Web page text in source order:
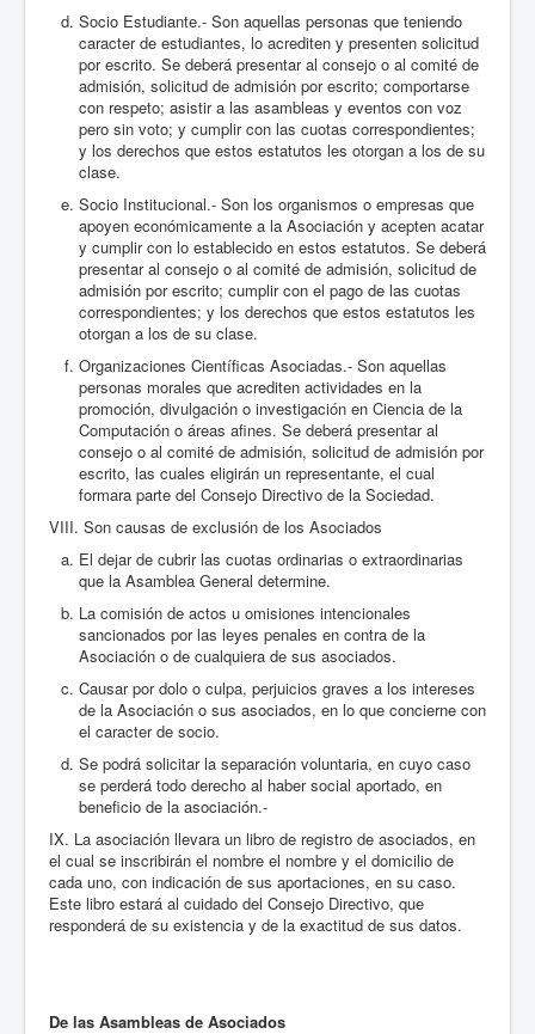
Socio Estudiante.- Son aquellas personas que teniendo
caracter de estudiantes, lo acrediten y presenten solicitud
por escrito. Se deberá presentar al consejo o al comité de
admisión, solicitud de admisión por escrito; comportarse
con respeto; asistir a las asambleas y eventos con voz
pero sin voto; y cumplir con las cuotas correspondientes;
y los derechos que estos estatutos les otorgan a los de su
clase.
Socio Institucional.- Son los organismos o empresas que
apoyen económicamente a la Asociación y acepten acatar
y cumplir con lo establecido en estos estatutos. Se deberá
presentar al consejo o al comité de admisión, solicitud de
admisión por escrito; cumplir con el pago de las cuotas
correspondientes; y los derechos que estos estatutos les
otorgan a los de su clase.
Organizaciones Científicas Asociadas.- Son aquellas
personas morales que acrediten actividades en la
promoción, divulgación o investigación en Ciencia de la
Computación o áreas afines. Se deberá presentar al
consejo o al comité de admisión, solicitud de admisión por
escrito, las cuales eligirán un representante, el cual
formara parte del Consejo Directivo de la Sociedad.
VIII. Son causas de exclusión de los Asociados
El dejar de cubrir las cuotas ordinarias o extraordinarias
que la Asamblea General determine.
La comisión de actos u omisiones intencionales
sancionados por las leyes penales en contra de la
Asociación o de cualquiera de sus asociados.
Causar por dolo o culpa, perjuicios graves a los intereses
de la Asociación o sus asociados, en lo que concierne con
el caracter de socio.
Se podrá solicitar la separación voluntaria, en cuyo caso
se perderá todo derecho al haber social aportado, en
beneficio de la asociación.-
IX. La asociación llevara un libro de registro de asociados, en
el cual se inscribirán el nombre el nombre y el domicilio de
cada uno, con indicación de sus aportaciones, en su caso.
Este libro estará al cuidado del Consejo Directivo, que
responderá de su existencia y de la exactitud de sus datos.
De las Asambleas de Asociados